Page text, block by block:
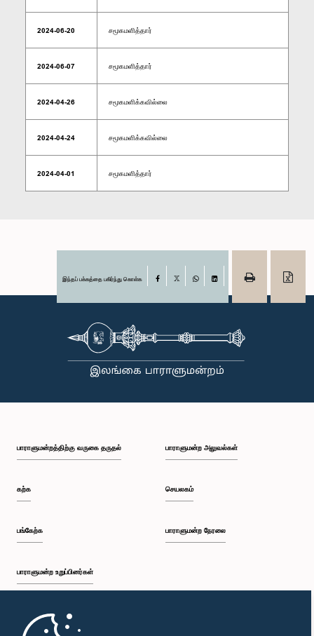
2024-06-20 சமூகமளித்தார்
2024-06-07 சமூகமளித்தார்
2024-04-26 சமூகமளிக்கவில்லை
2024-04-24 சமூகமளிக்கவில்லை
2024-04-01 சமூகமளித்தார்
இந்தப் பக்கத்தை பகிர்ந்து கொள்க Facebook
பாராளுமன்றத்திற்கு வருகை தருதல்
கற்க
பங்கேற்க
பாராளுமன்ற உறுப்பினர்கள்
முதற்பக்கம்
பாராளுமன்ற அலுவல்கள்
செயலகம்
பாராளுமன்ற நேரலை